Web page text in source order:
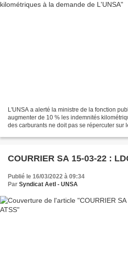
L'UNSA a alerté la ministre de la fonction
augmenter de 10 % les indemnités
des carburants ne doit pas se répercuter sur
COURRIER SA 15-03-22 :
Publié le 16/03/2022 à 09:34
Par Syndicat AetI - UNSA